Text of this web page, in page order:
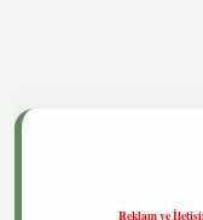
Reklam ve